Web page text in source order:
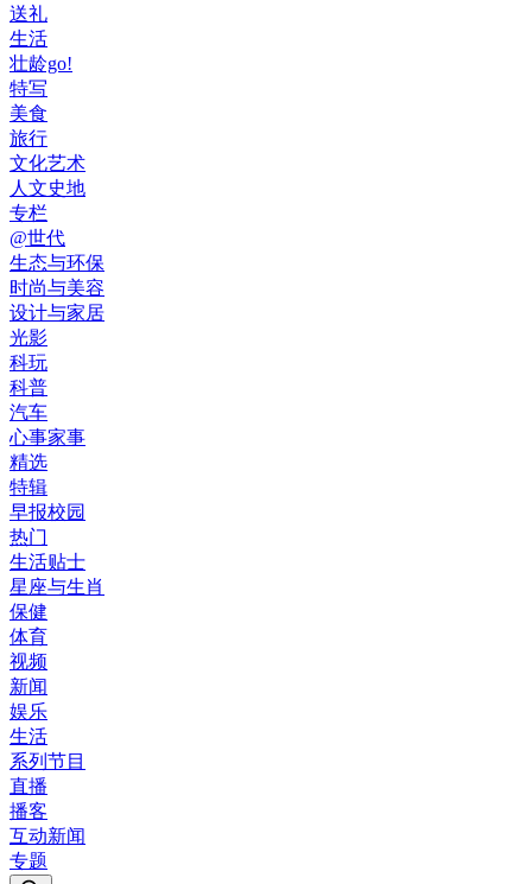
送礼
生活
壮龄go!
特写
美食
旅行
文化艺术
人文史地
专栏
@世代
生态与环保
时尚与美容
设计与家居
光影
科玩
科普
汽车
心事家事
精选
特辑
早报校园
热门
生活贴士
星座与生肖
保健
体育
视频
新闻
娱乐
生活
系列节目
直播
播客
互动新闻
专题